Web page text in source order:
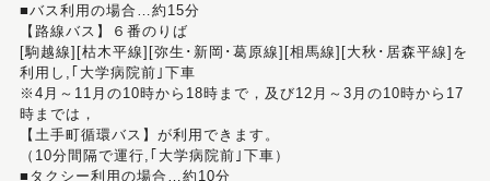
■バス利用の場合…約15分
【路線バス】６番のりば
[駒越線][枯木平線][弥生･新岡･葛原線][相馬線][大秋･居森平線]を
利用し,｢大学病院前｣下車
※4月～11月の10時から18時まで，及び12月～3月の10時から17
時までは，
【土手町循環バス】が利用できます。
（10分間隔で運行,｢大学病院前｣下車）
■タクシー利用の場合…約10分